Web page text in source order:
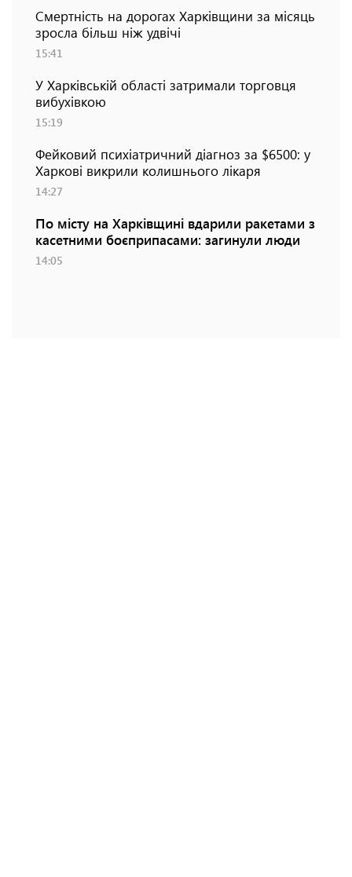
Смертність на дорогах Харківщини за місяць
зросла більш ніж удвічі
15:41
У Харківській області затримали торговця
вибухівкою
15:19
Фейковий психіатричний діагноз за $6500: у
Харкові викрили колишнього лікаря
14:27
По місту на Харківщині вдарили ракетами з
касетними боєприпасами: загинули люди
14:05